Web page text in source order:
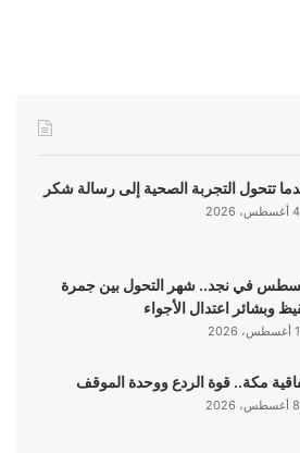
تتحول التجربة الصحية إلى رسالة شكر
4 أغسطس، 2026
في نجد.. شهر التحول بين جمرة
وبشائر اعتدال الأجواء
1 أغسطس، 2026
مكة.. قوة الردع ووحدة الموقف
8 أغسطس، 2026